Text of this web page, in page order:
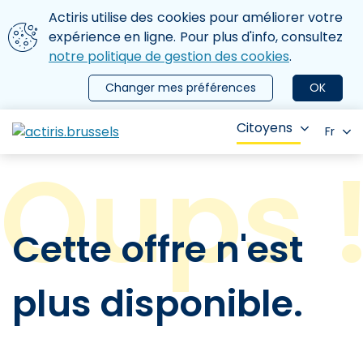
Aller au contenu principal
Nous utilisons des cookies
Actiris utilise des cookies pour améliorer votre
expérience en ligne. Pour plus d'info, consultez
notre politique de gestion des cookies.
OK
Changer mes préférences
le menu
Citoyens Fr
Cette offre n'est
plus disponible.